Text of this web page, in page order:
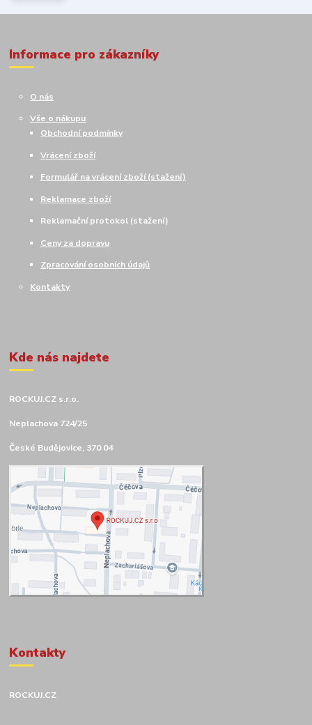
Informace pro zákazníky
O nás
Vše o nákupu
Obchodní podmínky
Vrácení zboží
Formulář na vrácení zboží (stažení)
Reklamace zboží
Reklamační protokol (stažení)
Ceny za dopravu
Zpracování osobních údajů
Kontakty
Kde nás najdete
ROCKUJ.CZ s.r.o.
Neplachova 724/25
České Budějovice, 370 04
Kontakty
ROCKUJ.CZ